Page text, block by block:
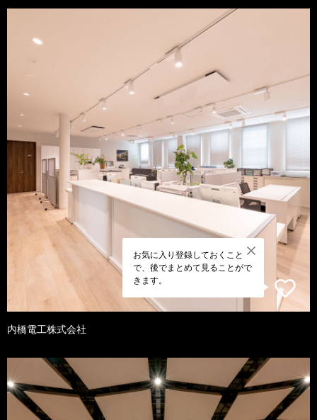
お気に入り登録しておくこと
で、後でまとめて見ることがで
きます。
内橋電工株式会社